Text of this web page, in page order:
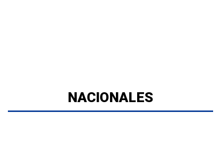
NACIONALES